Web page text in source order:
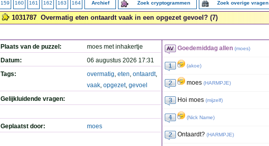
159 160 161 162 163 164 Archief Zoek cryptogrammen Zoek overige vragen
1031787 Overmatig eten ontaardt vaak in een opgezet gevoel? (7)
Plaats van de puzzel:
moes met inhakertje
Datum:
06 augustus 2026 17:31
Tags:
overmatig, eten, ontaardt,
vaak, opgezet, gevoel
Gelijkluidende vragen:
Geplaatst door: moes
Goedemiddag allen (moes)
(akoe)
moes (HARMPJE)
Hoi moes (mijzelf)
(Nick Name)
Ontaardt? (HARMPJE)